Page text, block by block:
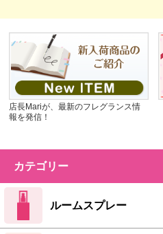
店長Mariが、最新のフレグランス情
報を発信！
カテゴリー
ルームスプレー